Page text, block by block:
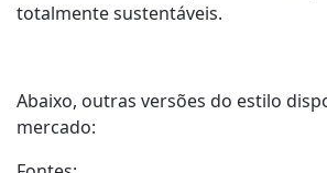
totalmente sustentáveis.
Abaixo, outras versões do estilo
mercado: